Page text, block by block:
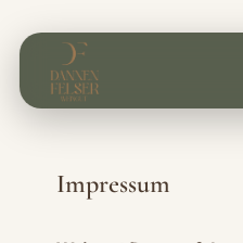
Impressum